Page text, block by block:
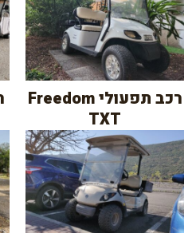
רכב תפעולי Freedom
TXT